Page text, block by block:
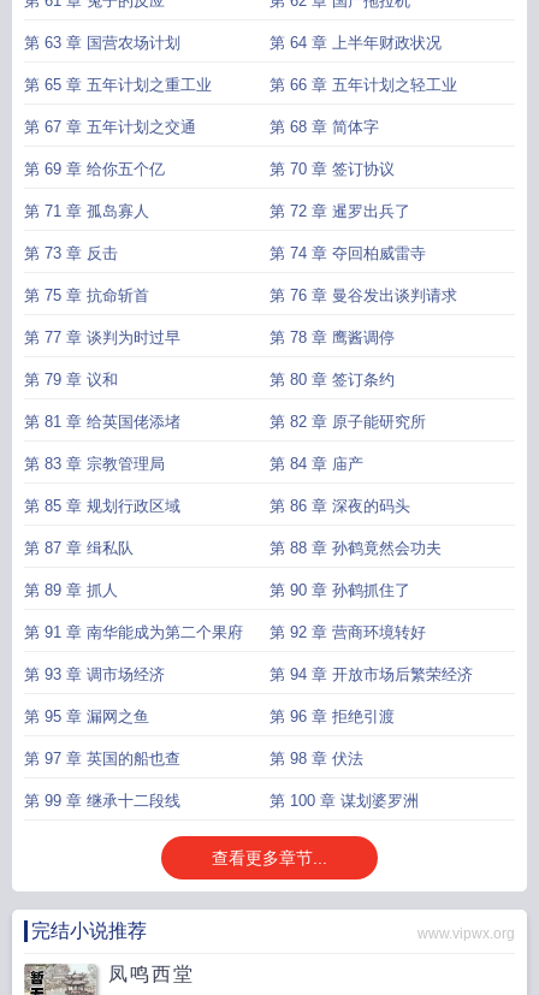
第 63 章 国营农场计划 第 64 章 上半年财政状况
第 65 章 五年计划之重工业 第 66 章 五年计划之轻工业
第 67 章 五年计划之交通 第 68 章 简体字
第 69 章 给你五个亿 第 70 章 签订协议
第 71 章 孤岛寡人 第 72 章 暹罗出兵了
第 73 章 反击 第 74 章 夺回柏威雷寺
第 75 章 抗命斩首 第 76 章 曼谷发出谈判请求
第 77 章 谈判为时过早 第 78 章 鹰酱调停
第 79 章 议和 第 80 章 签订条约
第 81 章 给英国佬添堵 第 82 章 原子能研究所
第 83 章 宗教管理局 第 84 章 庙产
第 85 章 规划行政区域 第 86 章 深夜的码头
第 87 章 缉私队 第 88 章 孙鹤竟然会功夫
第 89 章 抓人 第 90 章 孙鹤抓住了
第 91 章 南华能成为第二个果府 第 92 章 营商环境转好
第 93 章 调市场经济 第 94 章 开放市场后繁荣经济
第 95 章 漏网之鱼 第 96 章 拒绝引渡
第 97 章 英国的船也查 第 98 章 伏法
第 99 章 继承十二段线 第 100 章 谋划婆罗洲
查看更多章节...
完结小说推荐 www.vipwx.org
凤鸣西堂